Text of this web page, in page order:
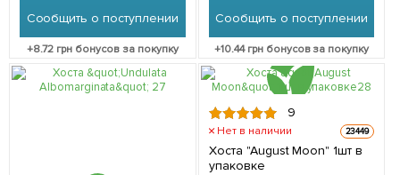
Сообщить о поступлении
+8.72 грн бонусов за покупку
Сообщить о поступлении
+10.44грн бонусов за покупку
9
Нет в наличии 23449
Хоста "August Moon" 1шт в
упаковке